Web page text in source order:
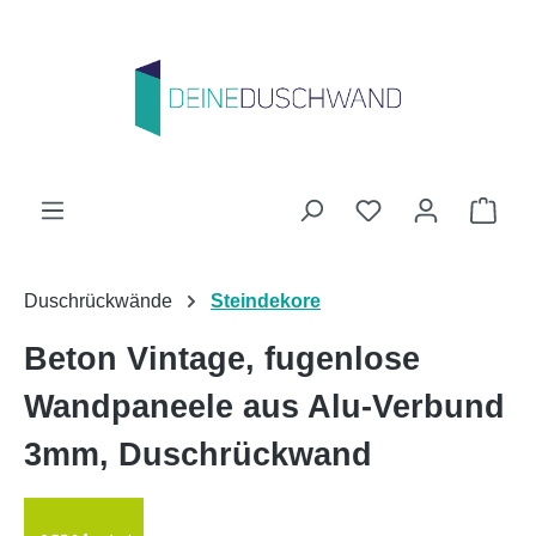
Du hast 0
Duschrückwände Steindekore
Beton Vintage, fugenlose
Wandpaneele aus Alu-Verbund
3mm, Duschrückwand